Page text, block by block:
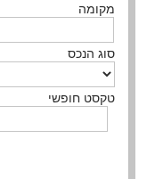
מקומה
סוג הנכס
טקסט חופשי